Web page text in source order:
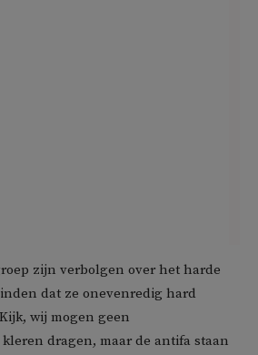
zijn verbolgen over het harde
dat ze onevenredig hard
wij mogen geen
dragen, maar de antifa staan